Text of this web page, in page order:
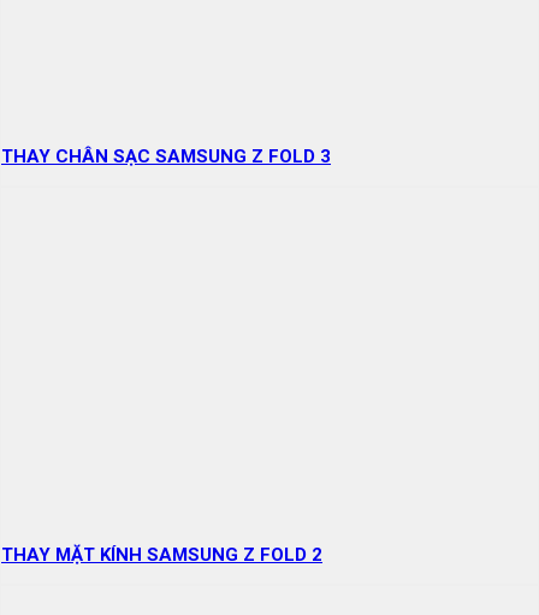
THAY CHÂN SẠC SAMSUNG Z FOLD 3
THAY MẶT KÍNH SAMSUNG Z FOLD 2